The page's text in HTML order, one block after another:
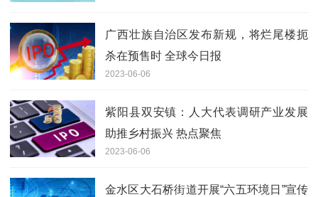
广西壮族自治区发布新规，将烂尾楼扼
杀在预售时 全球今日报
2023-06-06
紫阳县双安镇：人大代表调研产业发展
助推乡村振兴 热点聚焦
2023-06-06
金水区大石桥街道开展“六五环境日”宣传